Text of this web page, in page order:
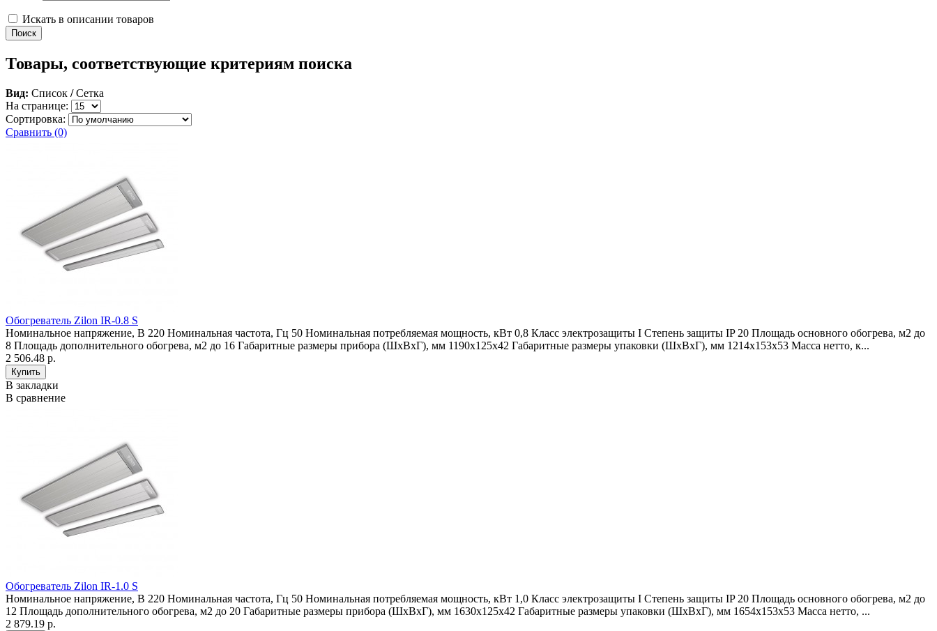
Искать в описании товаров
Товары, соответствующие критериям поиска
Вид: Список / Сетка
На странице:
Сортировка:
Сравнить (0)
Обогреватель Zilon IR-0.8 S
Номинальное напряжение, В 220 Номинальная частота, Гц 50 Номинальная потребляемая мощность, кВт 0,8 Класс электрозащиты I Степень защиты IP 20 Площадь основного обогрева, м2 до
8 Площадь дополнительного обогрева, м2 до 16 Габаритные размеры прибора (ШхВхГ), мм 1190х125х42 Габаритные размеры упаковки (ШхВхГ), мм 1214х153х53 Масса нетто, к...
2 506.48 р.
В закладки
В сравнение
Обогреватель Zilon IR-1.0 S
Номинальное напряжение, В 220 Номинальная частота, Гц 50 Номинальная потребляемая мощность, кВт 1,0 Класс электрозащиты I Степень защиты IP 20 Площадь основного обогрева, м2 до
12 Площадь дополнительного обогрева, м2 до 20 Габаритные размеры прибора (ШхВхГ), мм 1630х125х42 Габаритные размеры упаковки (ШхВхГ), мм 1654х153х53 Масса нетто, ...
2 879.19 р.